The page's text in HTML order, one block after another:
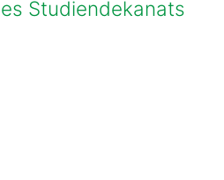
Studiendekanats